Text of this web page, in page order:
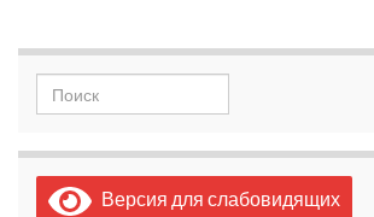
Search for:
Версия для слабовидящих